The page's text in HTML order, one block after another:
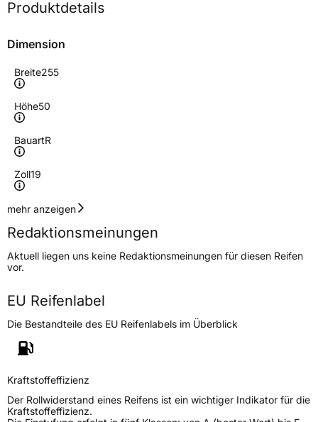
Produktdetails
Dimension
Breite255
Höhe50
BauartR
Zoll19
Geschwindigkeitsindex
Höchstgeschwindigkeit
210 km/h
Lastindex107
Höchstlast975 kg
Generelle Merkmale
Fahrzeugtyp
VerwendungWinterreifen
ModellnameRock 868 S
FahrzeugartPKW & SUV
mehr anzeigen
Redaktionsmeinungen
Aktuell liegen uns keine Redaktionsmeinungen für diesen Reifen
vor.
EU Reifenlabel
Die Bestandteile des EU Reifenlabels im Überblick
Kraftstoffeffizienz
Der Rollwiderstand eines Reifens ist ein wichtiger Indikator für die
Kraftstoffeffizienz.